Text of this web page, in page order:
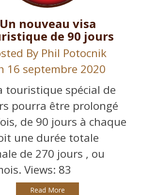
Un nouveau visa
de 90 jours
By Phil Potocnik
16 septembre 2020
touristique spécial de
pourra être prolongé
de 90 jours à chaque
une durée totale
de 270 jours , ou
Views: 83
Read More